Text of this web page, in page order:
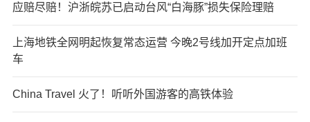
应赔尽赔！沪浙皖苏已启动台风“白海豚”损失保险理赔
上海地铁全网明起恢复常态运营 今晚2号线加开定点加班
车
China Travel 火了！听听外国游客的高铁体验